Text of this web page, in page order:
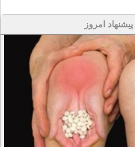
پیشنهاد امروز